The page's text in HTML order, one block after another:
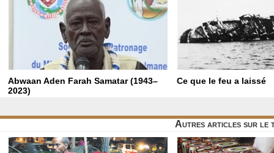
Abwaan Aden Farah Samatar (1943–
2023)
Ce que le feu a laissé
Autres articles sur le